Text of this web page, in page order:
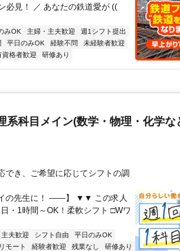
見！ ／ あなたの鉄道愛が ((ゝ
みOK 主婦・主夫歓迎
週1シフト提出
平日のみOK 経験不問
未経験者歓迎
資格者歓迎 研修あり
系科目メイン(数学・物理・化学な
でき、ご希望に応じてシフトの調
の先生に！ ――】 ▼▼ この求人
・1時間～OK！柔軟シフト □Wワ
主夫歓迎 シフト自由
平日のみOK
モート 経験者歓迎 残業なし
研修あり